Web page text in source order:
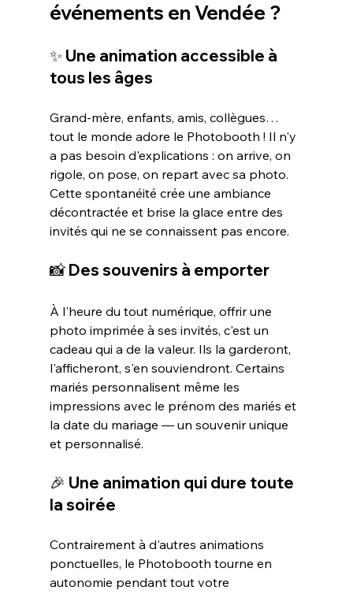
événements en Vendée ?
✨ Une animation accessible à
tous les âges
Grand-mère, enfants, amis, collègues…
tout le monde adore le Photobooth ! Il n'y
a pas besoin d'explications : on arrive, on
rigole, on pose, on repart avec sa photo.
Cette spontanéité crée une ambiance
décontractée et brise la glace entre des
invités qui ne se connaissent pas encore.
📸 Des souvenirs à emporter
À l'heure du tout numérique, offrir une
photo imprimée à ses invités, c'est un
cadeau qui a de la valeur. Ils la garderont,
l'afficheront, s'en souviendront. Certains
mariés personnalisent même les
impressions avec le prénom des mariés et
la date du mariage — un souvenir unique
et personnalisé.
🎉 Une animation qui dure toute
la soirée
Contrairement à d'autres animations
ponctuelles, le Photobooth tourne en
autonomie pendant tout votre